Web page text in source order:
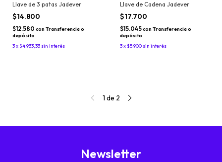
Llave de 3 patas Jadever
$14.800
$12.580 con Transferencia o
depósito
3x$4.933,33 sin interés
Llave de Cadena Jadever
$17.700
$15.045con Transferencia o
depósito
3x$5.900 sin interés
1 de 2
Newsletter